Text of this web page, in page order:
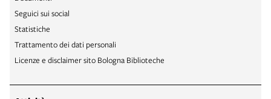
Seguici sui social
Statistiche
Trattamento dei dati personali
Licenze e disclaimer sito Bologna Biblioteche